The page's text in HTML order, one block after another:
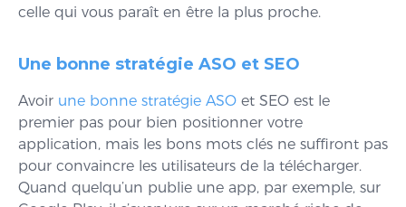
celle qui vous paraît en être la plus proche.
Une bonne stratégie ASO et SEO
Avoir une bonne stratégie ASO et SEO est le
premier pas pour bien positionner votre
application, mais les bons mots clés ne suffiront pas
pour convaincre les utilisateurs de la télécharger.
Quand quelqu’un publie une app, par exemple, sur